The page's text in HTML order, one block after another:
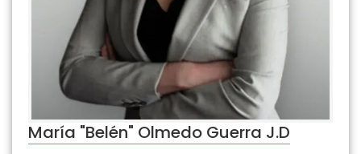
María "Belén" Olmedo Guerra J.D